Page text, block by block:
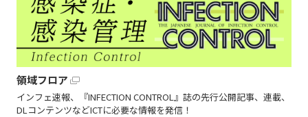
領域フロア
インフェ速報、『INFECTION CONTROL』誌の先行公開記事、連載、
DLコンテンツなどICTに必要な情報を発信！